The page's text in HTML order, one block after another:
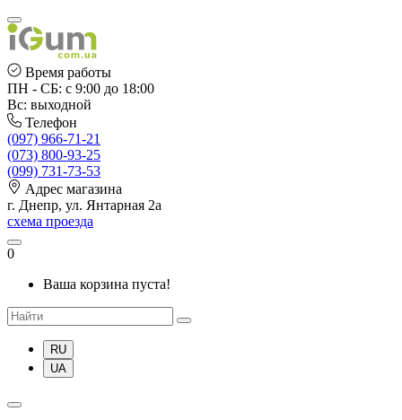
Время работы
ПН - СБ: с 9:00 до 18:00
Вс: выходной
Телефон
(097) 966-71-21
(073) 800-93-25
(099) 731-73-53
Адрес магазина
г. Днепр, ул. Янтарная 2а
схема проезда
0
Ваша корзина пуста!
RU
UA